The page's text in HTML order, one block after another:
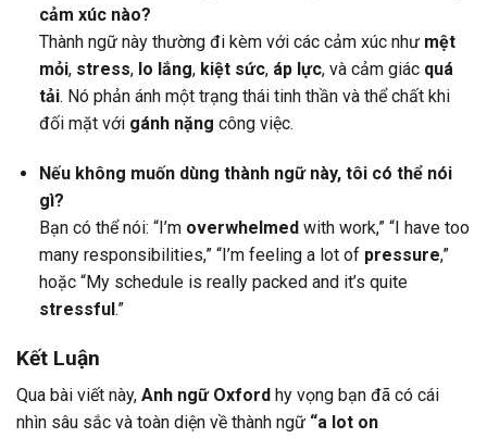
cảm xúc nào?
Thành ngữ này thường đi kèm với các cảm xúc như mệt
mỏi, stress, lo lắng, kiệt sức, áp lực, và cảm giác quá
tải. Nó phản ánh một trạng thái tinh thần và thể chất khi
đối mặt với gánh nặng công việc.
Nếu không muốn dùng thành ngữ này, tôi có thể nói
gì?
Bạn có thể nói: “I’m overwhelmedwith work,” “I have too
many responsibilities,” “I’m feeling a lot of pressure,”
hoặc “My schedule is really packed and it’s quite
stressful.”
Kết Luận
Qua bài viết này, Anh ngữ Oxford hy vọng bạn đã có cái
nhìn sâu sắc và toàn diện về thành ngữ “a lot on